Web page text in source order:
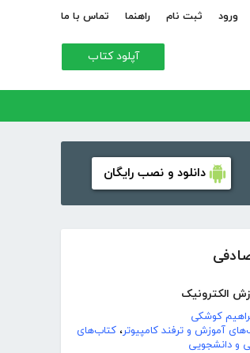
ورود ثبت نام راهنما تماس با ما
آپلود کتاب
دانلود و نصب رایگان
الکترونیک
کوشکی
آموزش و ترفند کامپیوتر، کتاب‌های
و دانشجویی